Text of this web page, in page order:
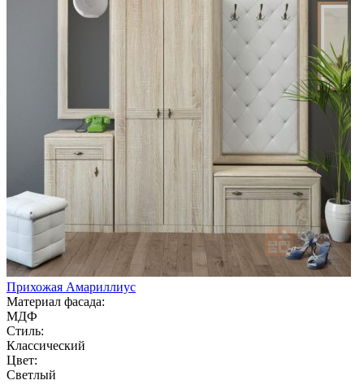
Прихожая Амариллиус
Материал фасада:
МДФ
Стиль:
Классический
Цвет:
Светлый